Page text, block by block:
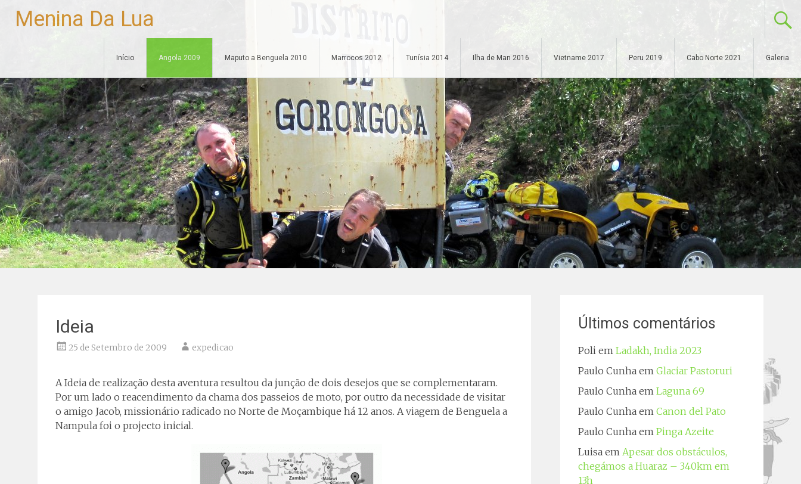
Menina Da Lua
Início Angola 2009 Maputo a Benguela 2010 Marrocos 2012 Tunísia 2014 Ilha de Man 2016 Vietname 2017 Peru 2019 Cabo Norte 2021 Galeria
Ideia
25 de Setembro de 2009 expedicao
A Ideia de realização desta aventura resultou da junção de dois desejos que se complementaram.
Por um lado o reacendimento da chama dos passeios de moto, por outro da necessidade de visitar
o amigo Jacob, missionário radicado no Norte de Moçambique há 12 anos. A viagem de Benguela a
Nampula foi o projecto inicial.
Últimos comentários
Poliem Ladakh, India 2023
Paulo Cunhaem Glaciar Pastoruri
Paulo Cunhaem Laguna 69
Paulo Cunhaem Canon del Pato
Paulo Cunhaem Pinga Azeite
Luisaem Apesar dos obstáculos,
chegámos a Huaraz – 340km em
13h